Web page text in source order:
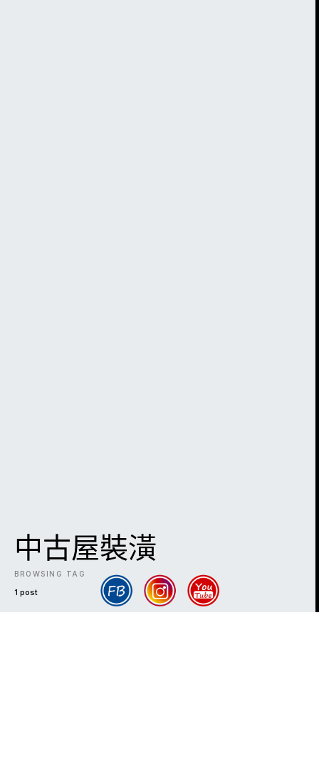
中古屋裝潢
BROWSING TAG
1 post